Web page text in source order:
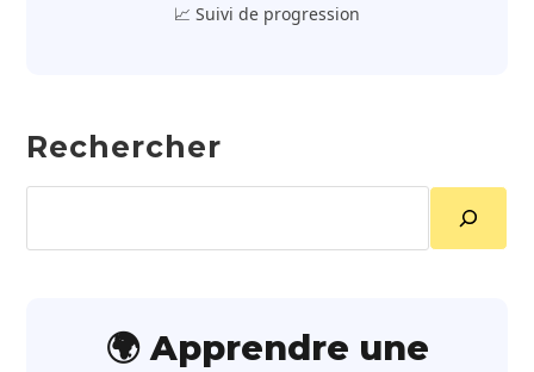
📈 Suivi de progression
Rechercher
🌍 Apprendre une